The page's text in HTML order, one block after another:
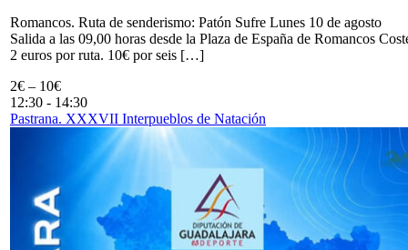
Romancos. Ruta de senderismo: Patón Sufre Lunes 10 de agosto
Salida a las 09,00 horas desde la Plaza de España de Romancos
2 euros por ruta. 10€ por seis […]
2€ – 10€
12:30 - 14:30
Pastrana. XXXVII Interpueblos de Natación